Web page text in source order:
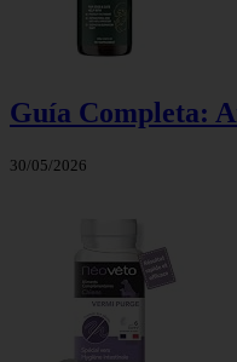
Guía Completa:
30/05/2026